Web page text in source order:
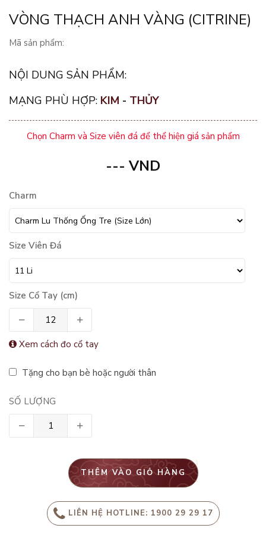
VÒNG THẠCH ANH VÀNG (CITRINE)
Mã sản phẩm:
NỘI DUNG SẢN PHẨM:
MẠNG PHÙ HỢP: KIM - THỦY
Chọn Charm và Size viên đá để thể hiện giá sản phẩm
--- VND
Charm
Size Viên Đá
Size Cổ Tay (cm)
Xem cách đo cổ tay
Tặng cho bạn bè hoặc người thân
SỐ LƯỢNG
THÊM VÀO GIỎ HÀNG
LIÊN HỆ HOTLINE: 1900 29 29 17